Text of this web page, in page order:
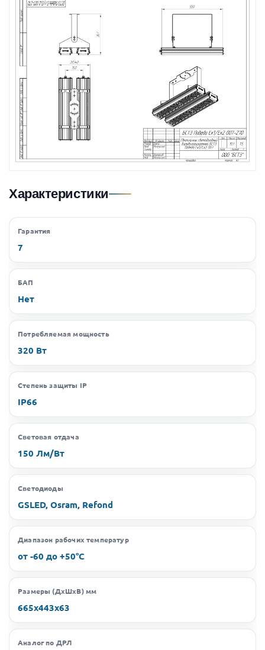
Характеристики
Гарантия
7
БАП
Нет
Потребляемая мощность
320 Вт
Степень защиты IP
IP66
Световая отдача
150 Лм/Вт
Светодиоды
GSLED, Osram, Refond
Диапазон рабочих температур
от -60 до +50°C
Размеры (ДхШхВ) мм
665х443х63
Аналог по ДРЛ